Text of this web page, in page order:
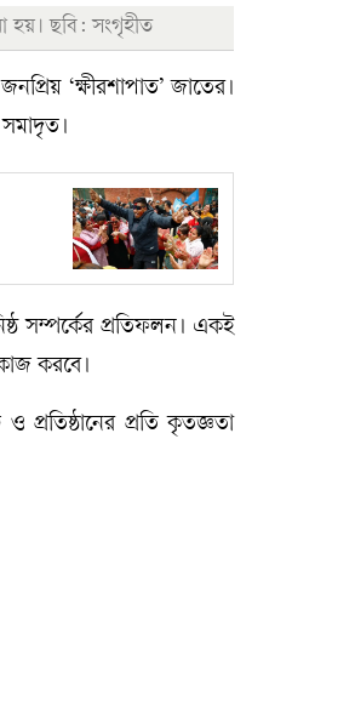
হয়। ছবি: সংগৃহীত
‘ক্ষীরশাপাত’ জাতের।
সম্পর্কের প্রতিফলন। একই
করবে।
প্রতিষ্ঠানের প্রতি কৃতজ্ঞতা